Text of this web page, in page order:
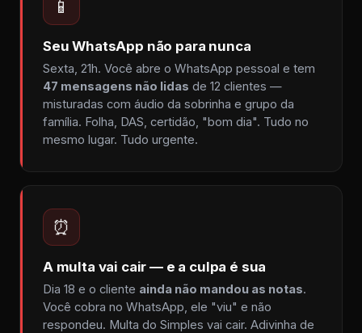
📱
Seu WhatsApp não para nunca
Sexta, 21h. Você abre o WhatsApp pessoal e tem
47 mensagens não lidas de 12 clientes —
misturadas com áudio da sobrinha e grupo da
família. Folha, DAS, certidão, "bom dia". Tudo no
mesmo lugar. Tudo urgente.
⏰
A multa vai cair — e a culpa é sua
Dia 18 e o cliente ainda não mandou as notas.
Você cobra no WhatsApp, ele "viu" e não
respondeu. Multa do Simples vai cair. Adivinha de